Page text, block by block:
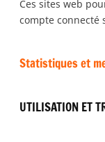
Ces sites web
compte connecté
Statistiques et
UTILISATION ET